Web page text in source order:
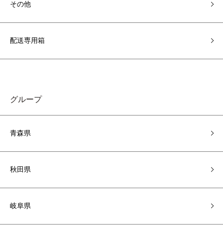
その他
配送専用箱
グループ
青森県
秋田県
岐阜県